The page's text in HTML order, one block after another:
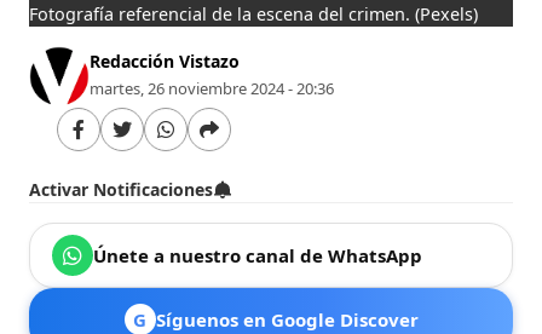
Fotografía referencial de la escena del crimen. (Pexels)
Redacción Vistazo
martes, 26 noviembre 2024 - 20:36
Activar Notificaciones
Únete a nuestro canal de WhatsApp
G Síguenos en Google Discover